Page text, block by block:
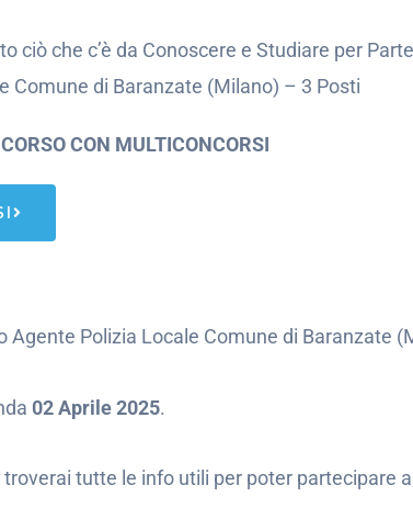
ciò che c’è da Conoscere e Studiare per
Comune di Baranzate (Milano) – 3 Posti
CON MULTICONCORSI
Agente Polizia Locale Comune di Baranzate
02 Aprile 2025.
troverai tutte le info utili per poter partecipare